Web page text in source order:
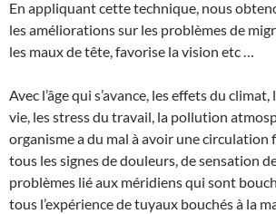
En appliquant cette technique, nous
les améliorations sur les problèmes de
les maux de tête, favorise la vision etc …
Avec l’âge qui s’avance, les effets du
vie, les stress du travail, la pollution
organisme a du mal à avoir une circulation
tous les signes de douleurs, de sensation
problèmes lié aux méridiens qui sont
tous l’expérience de tuyaux bouchés à la